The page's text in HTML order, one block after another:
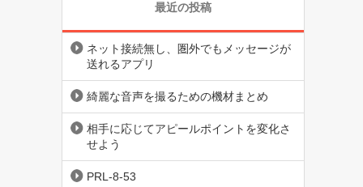
最近の投稿
ネット接続無し、圏外でもメッセージが
送れるアプリ
綺麗な音声を撮るための機材まとめ
相手に応じてアピールポイントを変化さ
せよう
PRL-8-53